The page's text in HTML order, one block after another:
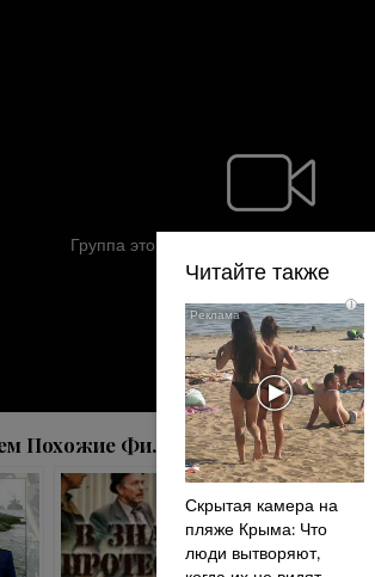
Похожие Фильмы :
Читайте также
i
Скрытая камера на
пляже Крыма: Что
люди вытворяют,